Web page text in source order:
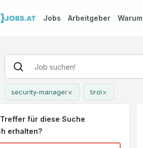
Jobs Arbeitgeber Warum
security-manager× tirol×
für diese Suche
erhalten?